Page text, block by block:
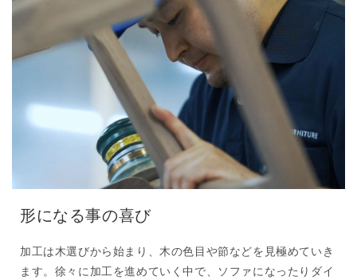
形になる事の喜び
加工は木選びから始まり、木の色目や節などを見極めていき
ます。徐々に加工を進めていく中で、ソファになったりダイ